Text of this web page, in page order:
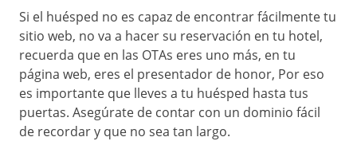
Si el huésped no es capaz de encontrar fácilmente tu
sitio web, no va a hacer su reservación en tu hotel,
recuerda que en las OTAs eres uno más, en tu
página web, eres el presentador de honor, Por eso
es importante que lleves a tu huésped hasta tus
puertas. Asegúrate de contar con un dominio fácil
de recordar y que no sea tan largo.